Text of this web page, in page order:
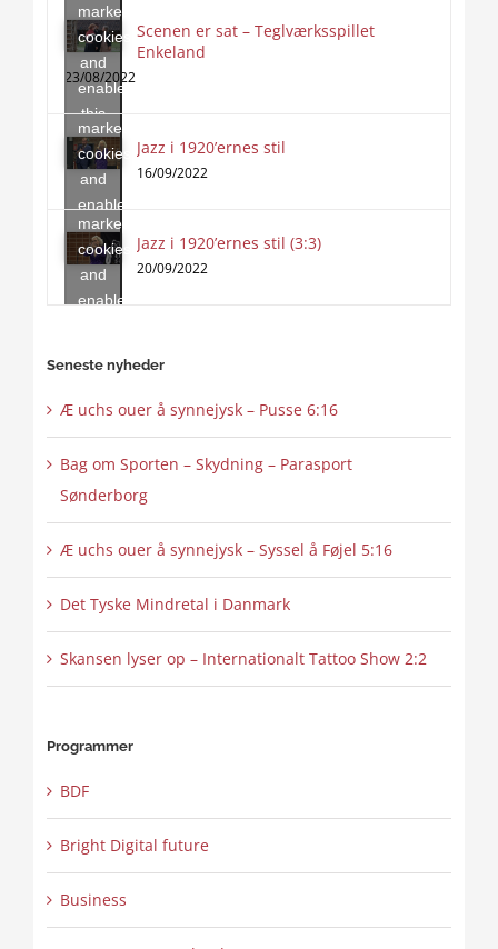
marketing
cookies
and
enable
this
content
Scenen er sat – Teglværksspillet
Enkeland
23/08/2022
Click
to
marketing
cookies
and
enable
this
content
Jazz i 1920’ernes stil
16/09/2022
Click
to
accept
marketing
cookies
and
enable
Jazz i 1920’ernes stil (3:3)
20/09/2022
Seneste nyheder
Æ uchs ouer å synnejysk – Pusse 6:16
Bag om Sporten – Skydning – Parasport
Sønderborg
Æ uchs ouer å synnejysk – Syssel å Føjel 5:16
Det Tyske Mindretal i Danmark
Skansen lyser op – Internationalt Tattoo Show 2:2
Programmer
BDF
Bright Digital future
Business